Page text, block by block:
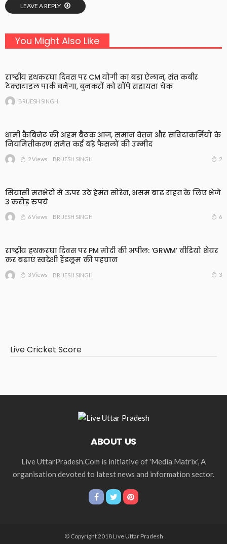
LEAVE A REPLY
You Might Also Like
राष्ट्रीय हथकरघा दिवस पर CM योगी का बड़ा ऐलान, संत कबीर
टेक्सटाइल पार्क बनेगा, बुनकरों को सौंपे सहायता चेक
BRIJESH SINGH
धामी कैबिनेट की अहम बैठक आज, समान वेतन और संविदाकर्मियों के
नियमितीकरण समेत कई बड़े फैसलों की उम्मीद
2 Views BRIJESH SINGH 2
सियासी मतभेदों से ऊपर उठे हेमंत सोरेन, असम बाढ़ राहत के लिए भेजे
3 करोड़ रुपये
6 Views BRIJESH SINGH 6
राष्ट्रीय हथकरघा दिवस पर PM मोदी की अपील: ‘GRWM’ वीडियो शेयर
कर बढ़ाएं स्वदेशी हैंडलूम की पहचान
3 Views BRIJESH SINGH 3
Live Cricket Score
ABOUT US
Live UttarPradesh.Com is initiative of 'Media Matrix', A
organisation devoted to latest news and information sector.
© Copyright 2018 Live Uttar Pradesh